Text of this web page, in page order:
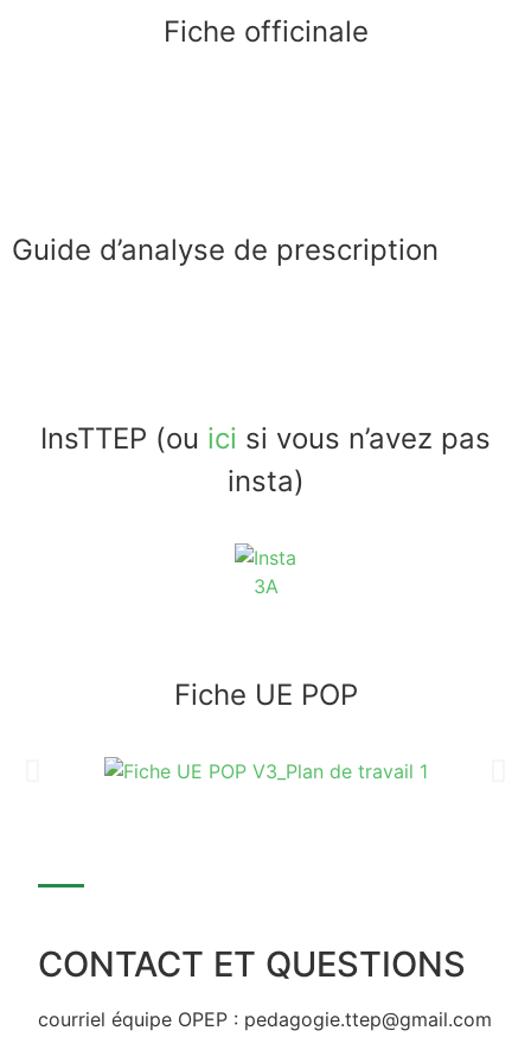
Fiche officinale
Guide d’analyse de prescription
InsTTEP (ou ici si vous n’avez pas
insta)
Fiche UE POP
CONTACT ET QUESTIONS
courriel équipe OPEP : pedagogie.ttep@gmail.com